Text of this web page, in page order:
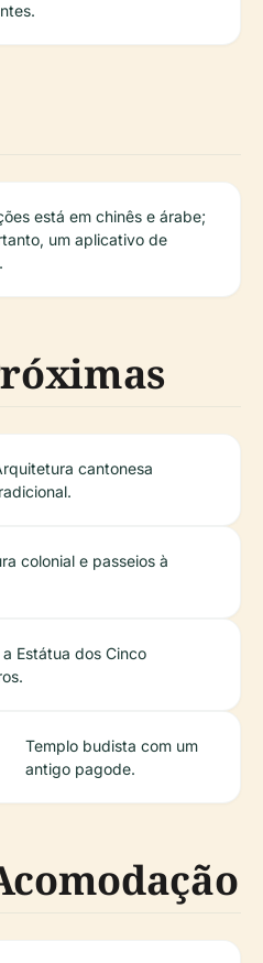
está em chinês e árabe;
um aplicativo de
cantonesa
colonial e passeios à
Estátua dos Cinco
Templo budista com um
antigo pagode.